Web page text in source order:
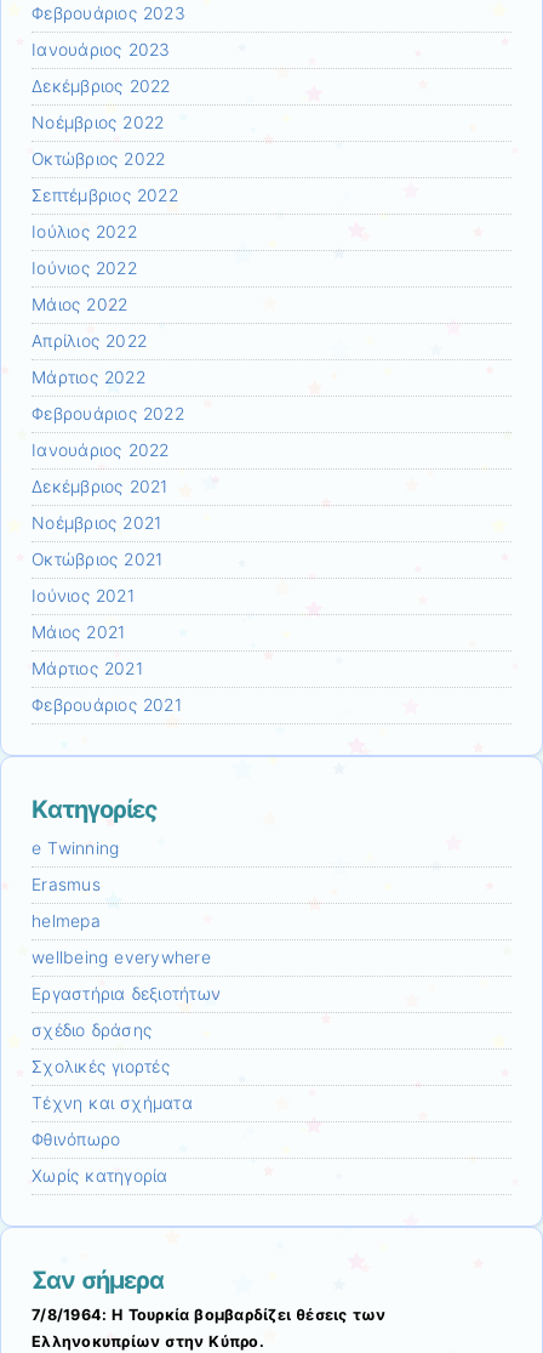
Φεβρουάριος 2023
Ιανουάριος 2023
Δεκέμβριος 2022
Νοέμβριος 2022
Οκτώβριος 2022
Σεπτέμβριος 2022
Ιούλιος 2022
Ιούνιος 2022
Μάιος 2022
Απρίλιος 2022
Μάρτιος 2022
Φεβρουάριος 2022
Ιανουάριος 2022
Δεκέμβριος 2021
Νοέμβριος 2021
Οκτώβριος 2021
Ιούνιος 2021
Μάιος 2021
Μάρτιος 2021
Φεβρουάριος 2021
Kατηγορίες
e Twinning
Erasmus
helmepa
wellbeing everywhere
Εργαστήρια δεξιοτήτων
σχέδιο δράσης
Σχολικές γιορτές
Τέχνη και σχήματα
Φθινόπωρο
Χωρίς κατηγορία
Σαν σήμερα
7/8/1964: Η Τουρκία βομβαρδίζει θέσεις των
Ελληνοκυπρίων στην Κύπρο.